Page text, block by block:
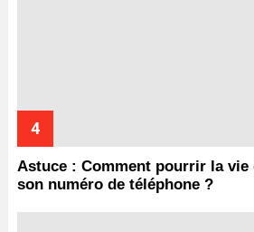
Astuce : Comment pourrir la vie
son numéro de téléphone ?